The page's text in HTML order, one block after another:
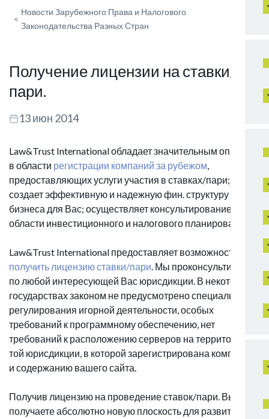
<
Новости Зарубежного Права и Налогового
Законодательства Разных Стран
Получение лицензии на ставки/
пари.
13 июн 2014
Law&Trust International обладает значительным опытом
в области регистрации компаний за рубежом,
предоставляющих услуги участия в ставках/пари;
создает эффективную и надежную фин. структуру
бизнеса для Вас; осуществляет консультирование в
области инвестиционного и налогового планирования.
Law&Trust International предоставляет возможность
получить лицензию ставки/пари. Мы проконсультируем
по любой интересующей Вас юрисдикции. В некоторых
государствах законом не предусмотрено специального
регулирования игорной деятельности, особых
требований к программному обеспечению, нет
требований к расположению серверов на территории
той юрисдикции, в которой зарегистрирована компания
и содержанию вашего сайта.
Получив лицензию на проведение ставок/пари. Вы
получаете абсолютно новую плоскость для развития